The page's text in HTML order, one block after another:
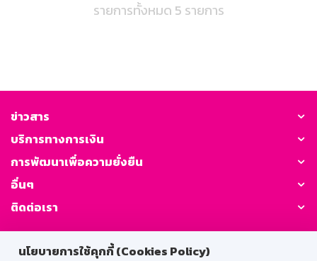
นโยบายการใช้คุกกี้ (Cookies Policy)
รายการทั้งหมด 5 รายการ
ข่าวสาร
บริการทางการเงิน
การพัฒนาเพื่อความยั่งยืน
อื่นๆ
ติดต่อเรา
GSB Society: